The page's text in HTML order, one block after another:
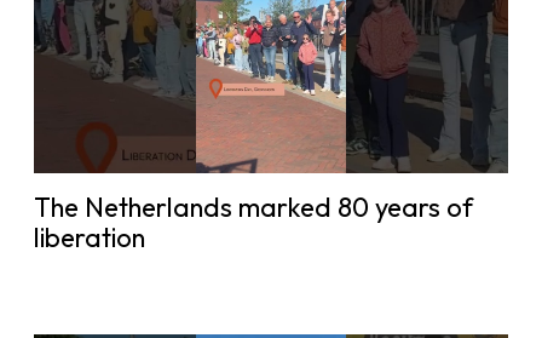
The Netherlands marked 80 years of
liberation